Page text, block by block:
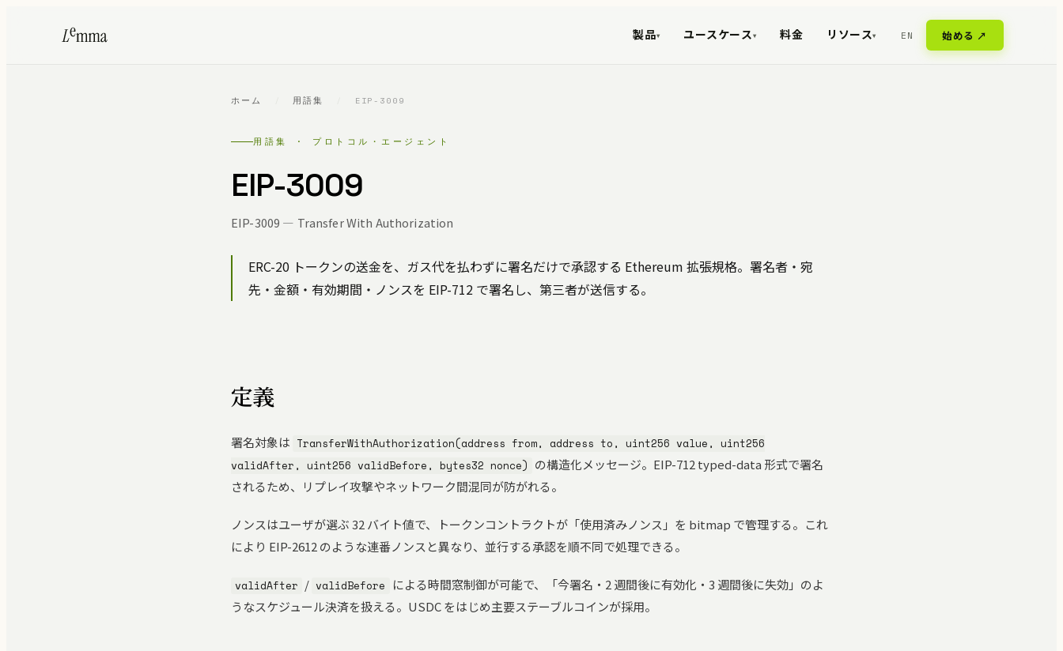
製品▾ ユースケース ▾ 料金 リソース▾ EN 始める ↗
ホーム 用語集 EIP-3009
用語集 · プロトコル・エージェント
EIP-3009
EIP-3009 — Transfer With Authorization
ERC-20 トークンの送金を、ガス代を払わずに署名だけで承認する Ethereum 拡張規格。署名者・宛
先・金額・有効期間・ノンスを EIP-712 で署名し、第三者が送信する。
定義
署名対象は TransferWithAuthorization(address from, address to, uint256 value, uint256
validAfter, uint256 validBefore, bytes32 nonce) の構造化メッセージ。EIP-712 typed-data 形式で署名
されるため、リプレイ攻撃やネットワーク間混同が防がれる。
ノンスはユーザが選ぶ 32 バイト値で、トークンコントラクトが「使用済みノンス」を bitmap で管理する。これ
により EIP-2612 のような連番ノンスと異なり、並行する承認を順不同で処理できる。
validAfter / validBefore
による時間窓制御が可能で、「今署名・2 週間後に有効化・3 週間後に失効」のよ
うなスケジュール決済を扱える。USDC をはじめ主要ステーブルコインが採用。